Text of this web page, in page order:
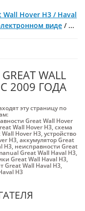
Wall Hover H3 / Haval
виде / ...
WALL
С 2009 ГОДА
эту страницу по
Great Wall Hover
Wall Hover H3,схема
Hover H3,устройство
H3,аккумулятор Great
H3, неисправности Great
Great Wall Haval H3,
Great Wall Haval H3,
Great Wall Haval H3,
H3